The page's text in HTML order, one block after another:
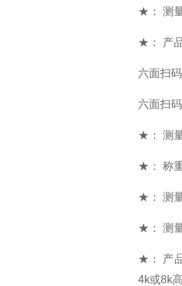
★： 测
★： 产
六面扫
六面扫
★： 测
★： 称
★： 测
★： 测
★： 产
4k或8k